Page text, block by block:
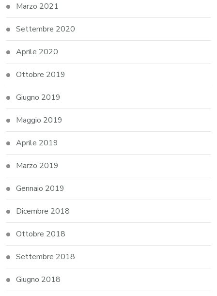
Marzo 2021
Settembre 2020
Aprile 2020
Ottobre 2019
Giugno 2019
Maggio 2019
Aprile 2019
Marzo 2019
Gennaio 2019
Dicembre 2018
Ottobre 2018
Settembre 2018
Giugno 2018